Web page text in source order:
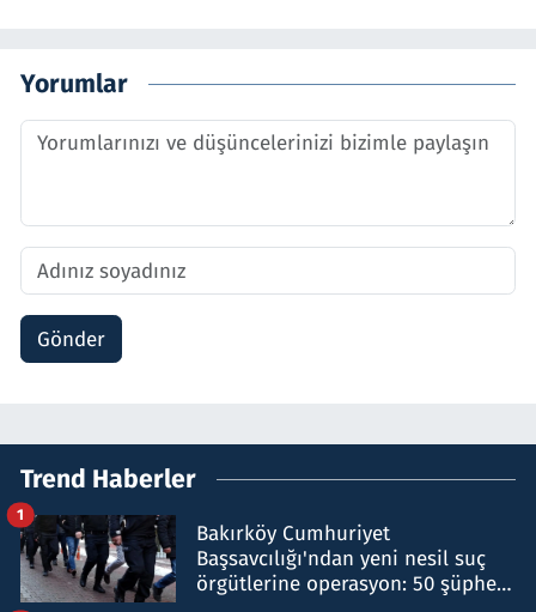
Yorumlar
Gönder
Trend Haberler
Bakırköy Cumhuriyet
Başsavcılığı'ndan yeni nesil suç
örgütlerine operasyon: 50 şüpheli
1